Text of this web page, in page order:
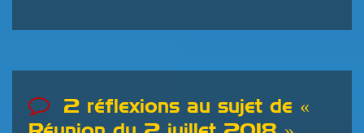
2 réflexions au sujet de «